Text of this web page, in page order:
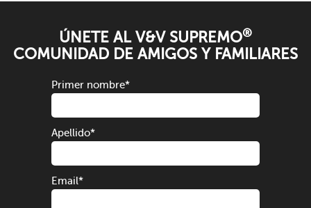
ÚNETE AL V&V SUPREMO®
COMUNIDAD DE AMIGOS Y FAMILIARES
Primer nombre*
Apellido*
Email*